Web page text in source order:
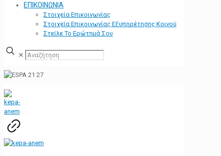
ΕΠΙΚΟΙΝΩΝΙΑ
Στοιχεία Επικοινωνίας
Στοιχεία Επικοινωνίας Εξυπηρέτησης Κοινού
Στείλε Το Ερώτημά Σου
✕